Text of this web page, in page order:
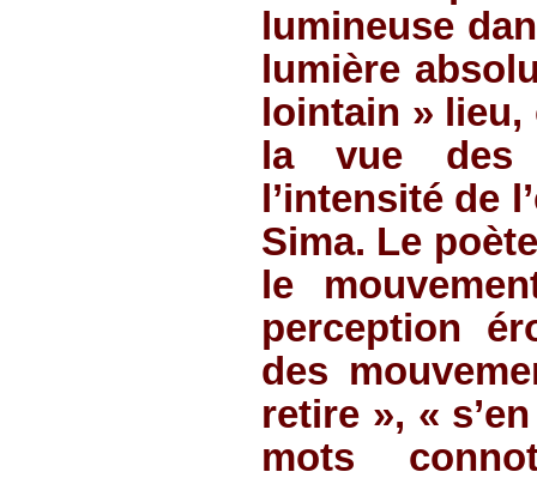
lumineuse
lumière
lointain » lieu,
la vue des
l’intensité de
Sima. Le
le
perception
des
retire », «
mots